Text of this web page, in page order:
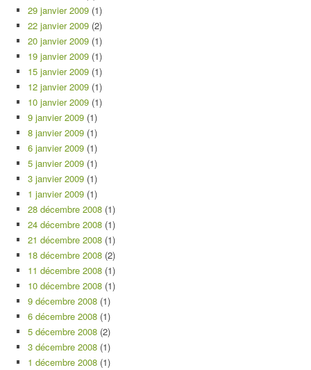
29 janvier 2009 (1)
22 janvier 2009 (2)
20 janvier 2009 (1)
19 janvier 2009 (1)
15 janvier 2009 (1)
12 janvier 2009 (1)
10 janvier 2009 (1)
9 janvier 2009 (1)
8 janvier 2009 (1)
6 janvier 2009 (1)
5 janvier 2009 (1)
3 janvier 2009 (1)
1 janvier 2009 (1)
28 décembre 2008 (1)
24 décembre 2008 (1)
21 décembre 2008 (1)
18 décembre 2008 (2)
11 décembre 2008 (1)
10 décembre 2008 (1)
9 décembre 2008 (1)
6 décembre 2008 (1)
5 décembre 2008 (2)
3 décembre 2008 (1)
1 décembre 2008 (1)